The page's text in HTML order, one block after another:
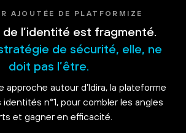
AJOUTÉE DE PLATFORMIZE
de l’identité est fragmenté.
de sécurité, elle, ne
doit pas l’être.
approche autour d’Idira, la plateforme
n°1, pour combler les angles
et gagner en efficacité.